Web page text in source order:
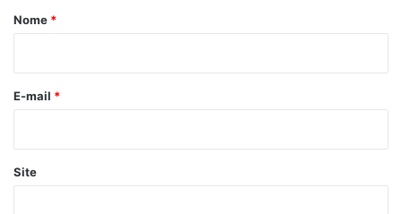
crédito.
80 anos CIP Broadway Broadwish
Broadwish – Do Shtetl a Broadway CIP
Claudio Erlichman
Congregação Israelita Paulista
r
*
Nome *
E-mail *
Site